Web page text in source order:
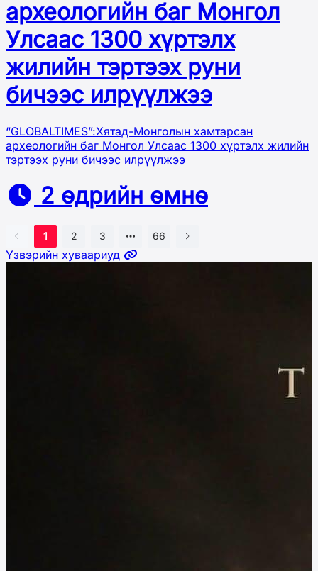
археологийн баг Монгол
Улсаас 1300 хүртэлх
жилийн тэртээх руни
бичээс илрүүлжээ
“GLOBALTIMES”:Хятад-Монголын хамтарсан
археологийн баг Монгол Улсаас 1300 хүртэлх жилийн
тэртээх руни бичээс илрүүлжээ
2 өдрийн өмнө
1 2 3 66
Үзвэрийн хуваариуд